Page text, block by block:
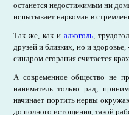
останется недостижимым ни
испытывает наркоман в
Так же, как и алкоголь,
друзей и близких, но и
синдром сгорания считается
А современное общество не
наниматель только рад,
начинает портить нервы
до полного истощения, такой